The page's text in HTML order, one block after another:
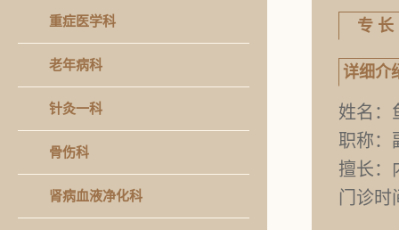
重症医学科
老年病科
针灸一科
骨伤科
肾病血液净化科
专 长
详细介
姓名：
职称：
擅长：
门诊时